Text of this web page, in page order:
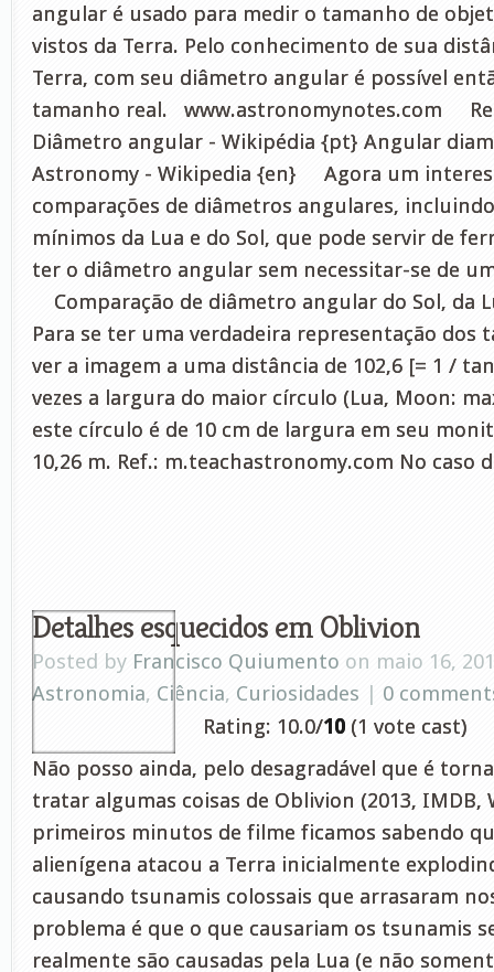
angular é usado para medir o tamanho de
vistos da Terra. Pelo conhecimento de sua
Terra, com seu diâmetro angular é possível
tamanho real. www.astronomynotes.com
Diâmetro angular - Wikipédia {pt} Angular
Astronomy - Wikipedia {en} Agora um
comparações de diâmetros angulares,
mínimos da Lua e do Sol, que pode servir de
ter o diâmetro angular sem necessitar-se de
Comparação de diâmetro angular do Sol, da
Para se ter uma verdadeira representação dos
ver a imagem a uma distância de 102,6 [= 1 /
vezes a largura do maior círculo (Lua, Moon:
este círculo é de 10 cm de largura em seu
10,26 m. Ref.: m.teachastronomy.com No caso
Detalhes esquecidos em Oblivion
Posted by Francisco Quiumento on maio 16,
Astronomia, Ciência, Curiosidades | 0
Rating: 10.0/10 (1 vote cast)
Não posso ainda, pelo desagradável que é
tratar algumas coisas de Oblivion (2013, IMDB,
primeiros minutos de filme ficamos sabendo
alienígena atacou a Terra inicialmente
causando tsunamis colossais que arrasaram
problema é que o que causariam os tsunamis
realmente são causadas pela Lua (e não